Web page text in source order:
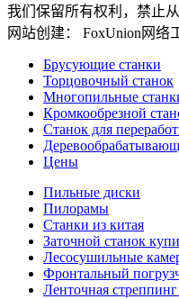
我们保留所有权利，禁止
网站创建： FoxUnion网络
Брусующие станки
Торцовочный станок
Многопильные
Кромкообрезной
Станок для
Цены
Пильные диски
Пилорамы
Станки из китая
Заточной станок
Лесосушильные
Фронтальный
Ленточная